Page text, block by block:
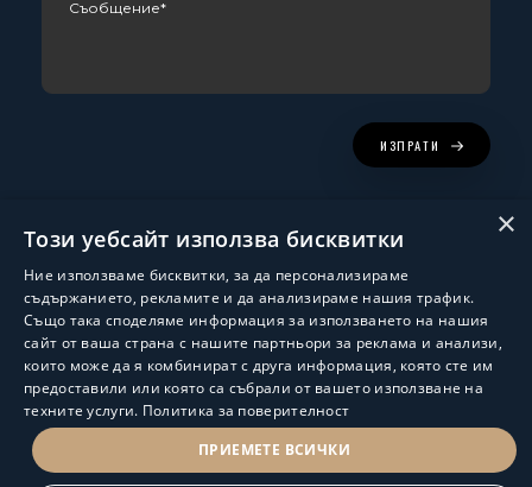
ИЗПРАТИ
Изработка и поддръжка:ShalomDev.com
© Hus Estate 2022. All Rights Reserved. Общи условия за ползване
×
Този уебсайт използва бисквитки
Ние използваме бисквитки, за да персонализираме
съдържанието, рекламите и да анализираме нашия трафик.
Също така споделяме информация за използването на нашия
сайт от ваша страна с нашите партньори за реклама и анализи,
които може да я комбинират с друга информация, която сте им
предоставили или която са събрали от вашето използване на
техните услуги. Политика за поверителност
ПРИЕМЕТЕ ВСИЧКИ